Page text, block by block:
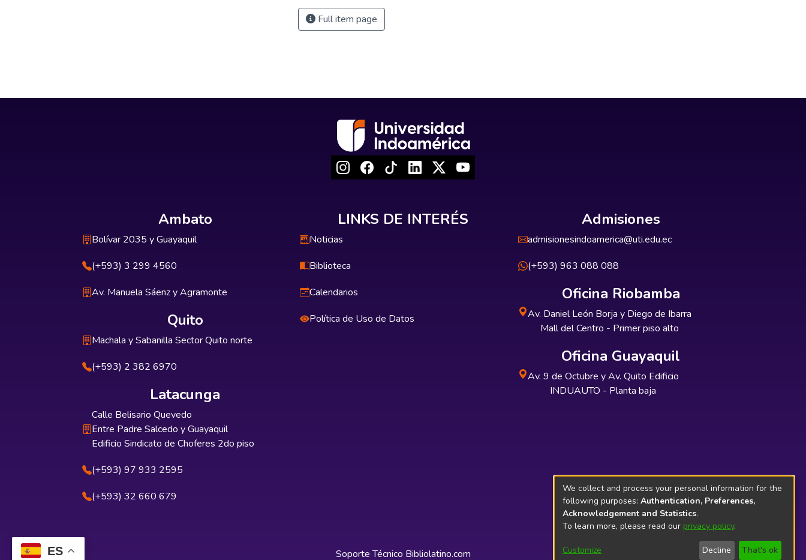
ES
Full item page
Ambato
Bolívar 2035 y Guayaquil
(+593) 3 299 4560
Av. Manuela Sáenz y Agramonte
Quito
Machala y Sabanilla Sector Quito norte
(+593) 2 382 6970
Latacunga
Calle Belisario Quevedo
Entre Padre Salcedo y Guayaquil
Edificio Sindicato de Choferes 2do piso
(+593) 97 933 2595
(+593) 32 660 679
LINKS DE INTERÉS
Noticias
Biblioteca
Calendarios
Política de Uso de Datos
Admisiones
admisionesindoamerica@uti.edu.ec
(+593) 963 088 088
Oficina Riobamba
Av. Daniel León Borja y Diego de Ibarra
Mall del Centro - Primer piso alto
Oficina Guayaquil
Av. 9 de Octubre y Av. Quito Edificio
INDUAUTO - Planta baja
Soporte Técnico Bibliolatino.com
We collect and process your personal information for the
following purposes: Authentication, Preferences,
Acknowledgement and Statistics.
To learn more, please read our privacy policy.
Customize Decline That's ok